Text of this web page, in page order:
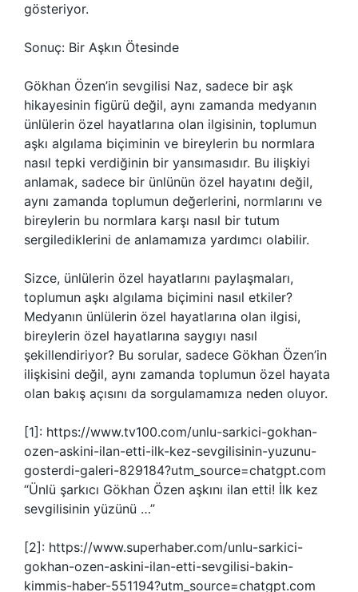
gösteriyor.
Sonuç: Bir Aşkın Ötesinde
Gökhan Özen’in sevgilisi Naz, sadece bir aşk
hikayesinin figürü değil, aynı zamanda medyanın
ünlülerin özel hayatlarına olan ilgisinin, toplumun
aşkı algılama biçiminin ve bireylerin bu normlara
nasıl tepki verdiğinin bir yansımasıdır. Bu ilişkiyi
anlamak, sadece bir ünlünün özel hayatını değil,
aynı zamanda toplumun değerlerini, normlarını ve
bireylerin bu normlara karşı nasıl bir tutum
sergilediklerini de anlamamıza yardımcı olabilir.
Sizce, ünlülerin özel hayatlarını paylaşmaları,
toplumun aşkı algılama biçimini nasıl etkiler?
Medyanın ünlülerin özel hayatlarına olan ilgisi,
bireylerin özel hayatlarına saygıyı nasıl
şekillendiriyor? Bu sorular, sadece Gökhan Özen’in
ilişkisini değil, aynı zamanda toplumun özel hayata
olan bakış açısını da sorgulamamıza neden oluyor.
[1]: https://www.tv100.com/unlu-sarkici-gokhan-
ozen-askini-ilan-etti-ilk-kez-sevgilisinin-yuzunu-
gosterdi-galeri-829184?utm_source=chatgpt.com
“Ünlü şarkıcı Gökhan Özen aşkını ilan etti! İlk kez
sevgilisinin yüzünü …”
[2]: https://www.superhaber.com/unlu-sarkici-
gokhan-ozen-askini-ilan-etti-sevgilisi-bakin-
kimmis-haber-551194?utm_source=chatgpt.com